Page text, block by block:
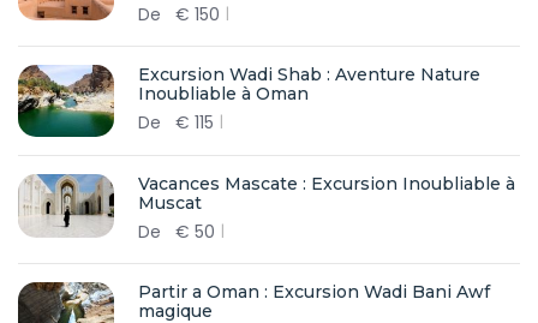
De € 150
Excursion Wadi Shab : Aventure Nature
Inoubliable à Oman
De € 115
Vacances Mascate : Excursion Inoubliable à
Muscat
De € 50
Partir a Oman : Excursion Wadi Bani Awf
magique